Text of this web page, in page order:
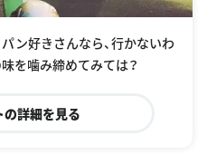
ン好きさんなら、行かないわ
を噛み締めてみては？
の詳細を見る